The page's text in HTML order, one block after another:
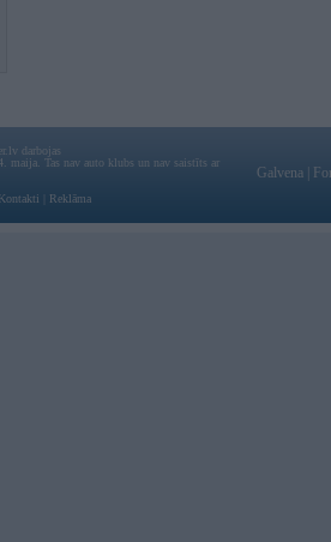
darbojas
maija. Tas nav auto klubs un nav saistīts ar
Kontakti Reklāma
Galvena